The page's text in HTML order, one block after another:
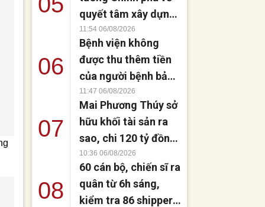
quyết tâm xây dựng
không gian mạng an
toàn, tin cậy và nhân
văn
11:54 06/08/2026
06
Bệnh viện không
được thu thêm tiền
của người bệnh bảo
hiểm y tế nếu không
đăng ký khám theo
yêu cầu
11:47 06/08/2026
07
Mai Phương Thúy sở
hữu khối tài sản ra
sao, chi 120 tỷ đồng
mua nhà tặng em
gái?
10:36 06/08/2026
08
60 cán bộ, chiến sĩ ra
quân từ 6h sáng,
kiểm tra 86 shipper